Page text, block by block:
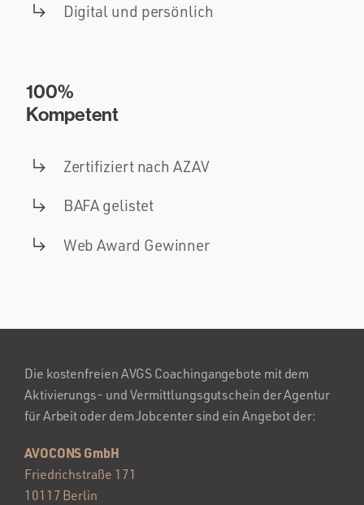
Digital und persönlich
100%
Kompetent
Zertifiziert nach AZAV
BAFA gelistet
Web Award Gewinner
Die kostenfreien AVGS Coachingangebote mit dem
Aktivierungs- und Vermittlungsgutschein der Agentur
für Arbeit oder dem Jobcenter sind ein Angebot der:
AVOCONS GmbH
Friedrichstraße 171
10117 Berlin